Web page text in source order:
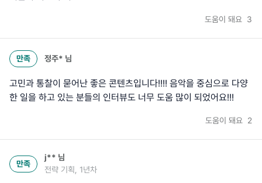
도움이 돼요 3
만족 정주* 님
고민과 통찰이 묻어난 좋은 콘텐츠입니다!!!! 음악을 중심으로 다양
한 일을 하고 있는 분들의 인터뷰도 너무 도움 많이 되었어요!!!
도움이 돼요 2
만족
j** 님
전략 기획, 1년차